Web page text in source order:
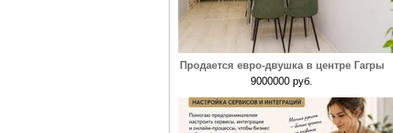
Продается евро-двушка в центре Гагры
9000000 руб.